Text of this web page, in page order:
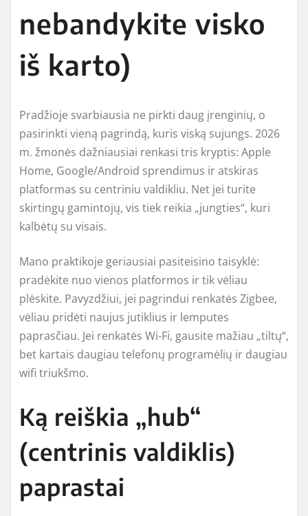
nebandykite visko
iš karto)
Pradžioje svarbiausia ne pirkti daug įrenginių, o
pasirinkti vieną pagrindą, kuris viską sujungs. 2026
m. žmonės dažniausiai renkasi tris kryptis: Apple
Home, Google/Android sprendimus ir atskiras
platformas su centriniu valdikliu. Net jei turite
skirtingų gamintojų, vis tiek reikia „jungties“, kuri
kalbėtų su visais.
Mano praktikoje geriausiai pasiteisino taisyklė:
pradėkite nuo vienos platformos ir tik vėliau
plėskite. Pavyzdžiui, jei pagrindui renkatės Zigbee,
vėliau pridėti naujus jutiklius ir lemputes
paprasčiau. Jei renkatės Wi‑Fi, gausite mažiau „tiltų“,
bet kartais daugiau telefonų programėlių ir daugiau
wifi triukšmo.
Ką reiškia „hub“
(centrinis valdiklis)
paprastai